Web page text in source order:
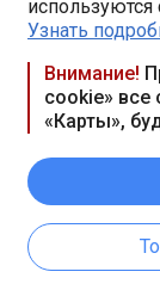
используются
Узнать
Внимание!
cookie» все
«Карты»,
Правила и
Praca.by ©
Республика
117а, пом. № 9.
вых. дн. — сб., вс.
Режим работы
БАЙ»